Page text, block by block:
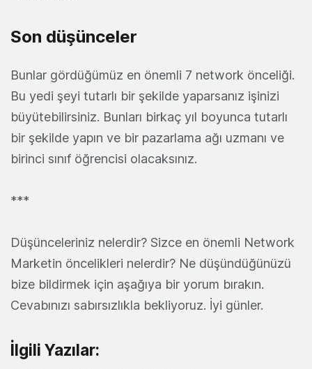
Son düşünceler
Bunlar gördüğümüz en önemli 7 network önceliği.
Bu yedi şeyi tutarlı bir şekilde yaparsanız işinizi
büyütebilirsiniz. Bunları birkaç yıl boyunca tutarlı
bir şekilde yapın ve bir pazarlama ağı uzmanı ve
birinci sınıf öğrencisi olacaksınız.
***
Düşünceleriniz nelerdir? Sizce en önemli Network
Marketin öncelikleri nelerdir? Ne düşündüğünüzü
bize bildirmek için aşağıya bir yorum bırakın.
Cevabınızı sabırsızlıkla bekliyoruz. İyi günler.
İlgili Yazılar: